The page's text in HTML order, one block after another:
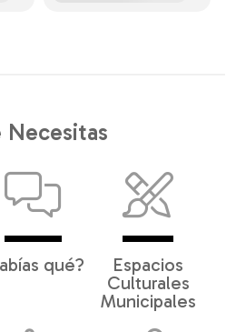
Necesitas
qué?
Espacios
Culturales
Municipales